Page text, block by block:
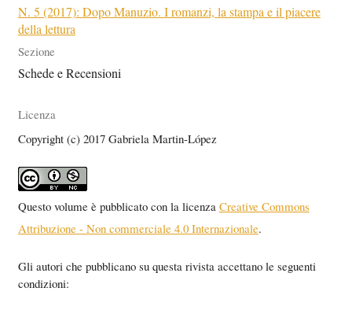
N. 5 (2017): Dopo Manuzio. I romanzi, la stampa e il piacere
della lettura
Sezione
Schede e Recensioni
Licenza
Copyright (c) 2017 Gabriela Martin-López
Questo volume è pubblicato con la licenza Creative Commons
Attribuzione - Non commerciale 4.0 Internazionale.
Gli autori che pubblicano su questa rivista accettano le seguenti
condizioni: